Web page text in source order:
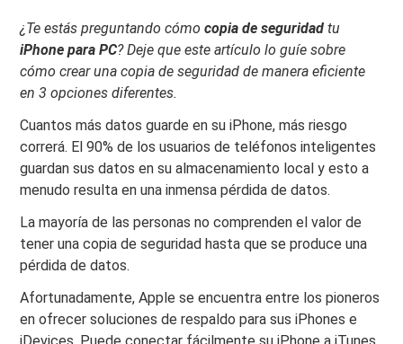
¿Te estás preguntando cómocopia de seguridadtu
iPhone para PC? Deje que este artículo lo guíe sobre
cómo crear una copia de seguridad de manera eficiente
en 3 opciones diferentes.
Cuantos más datos guarde en su iPhone, más riesgo
correrá. El 90% de los usuarios de teléfonos inteligentes
guardan sus datos en su almacenamiento local y esto a
menudo resulta en una inmensa pérdida de datos.
La mayoría de las personas no comprenden el valor de
tener una copia de seguridad hasta que se produce una
pérdida de datos.
Afortunadamente, Apple se encuentra entre los pioneros
en ofrecer soluciones de respaldo para sus iPhones e